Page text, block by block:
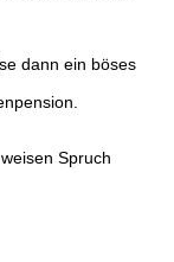
dann ein böses
Spruch